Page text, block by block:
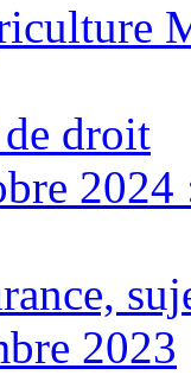
droit
2024
2023